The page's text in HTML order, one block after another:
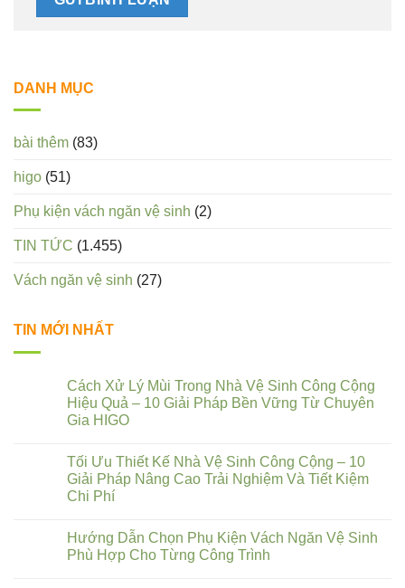
DANH MỤC
bài thêm (83)
higo (51)
Phụ kiện vách ngăn vệ sinh (2)
TIN TỨC (1.455)
Vách ngăn vệ sinh (27)
TIN MỚI NHẤT
Cách Xử Lý Mùi Trong Nhà Vệ Sinh Công Cộng
Hiệu Quả – 10 Giải Pháp Bền Vững Từ Chuyên
Gia HIGO
Tối Ưu Thiết Kế Nhà Vệ Sinh Công Cộng – 10
Giải Pháp Nâng Cao Trải Nghiệm Và Tiết Kiệm
Chi Phí
Hướng Dẫn Chọn Phụ Kiện Vách Ngăn Vệ Sinh
Phù Hợp Cho Từng Công Trình